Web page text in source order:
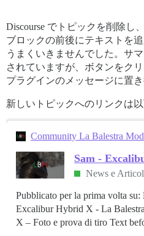
Discourse でトピックを削除し
ブロックの前後にテキストを
うまくいきませんでした。サ
されていますが、ボタンをク
プラグインのメッセージに置
新しいトピックへのリンクは以
Community La Balestra
Sam -
News e
Pubblicato per la prima volta su:
Excalibur Hybrid X - La
X – Foto e prova di tiro Text